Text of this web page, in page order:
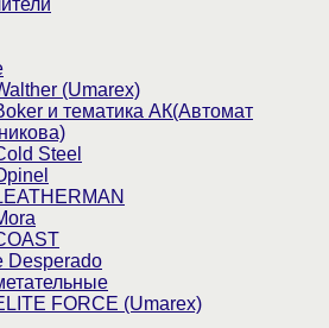
(Umarex)
и тематика АК(Автомат
Steel
Desperado
FORCE (Umarex)